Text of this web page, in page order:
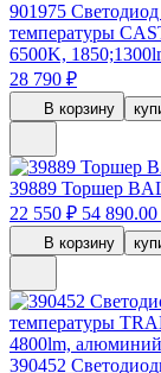
901975
температуры
6500K,
28 790 ₽
В корзину
39889 Торшер
22 550 ₽ 54
В корзину
390452